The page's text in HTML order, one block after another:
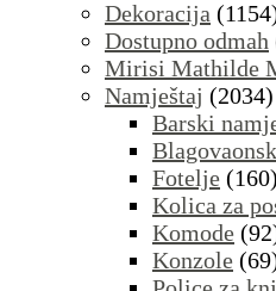
Dekoracija
Dostupno odmah
Mirisi Mathilde
Namještaj (2034)
Barski
Fotelje (160)
Kolica za
Komode
Konzole